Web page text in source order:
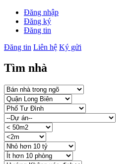
Đăng nhập
Đăng ký
Đăng tin
Đăng tin Liên hệ Ký gửi
Tìm nhà